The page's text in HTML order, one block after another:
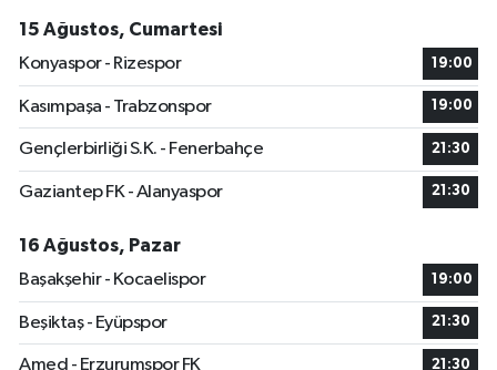
15 Ağustos, Cumartesi
Konyaspor - Rizespor
19:00
Kasımpaşa - Trabzonspor 19:00
Gençlerbirliği S.K. - Fenerbahçe 21:30
Gaziantep FK - Alanyaspor 21:30
16 Ağustos, Pazar
Başakşehir - Kocaelispor
19:00
Beşiktaş - Eyüpspor 21:30
Amed - Erzurumspor FK 21:30